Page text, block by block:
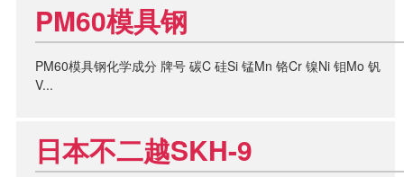
PM60模具钢
PM60模具钢化学成分 牌号 碳C 硅Si 锰Mn 铬Cr 镍Ni 钼Mo 钒
V...
日本不二越SKH-9